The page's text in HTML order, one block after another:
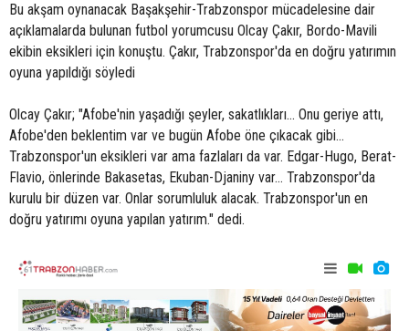
Bu akşam oynanacak Başakşehir-Trabzonspor mücadelesine dair
açıklamalarda bulunan futbol yorumcusu Olcay Çakır, Bordo-Mavili
ekibin eksikleri için konuştu. Çakır, Trabzonspor'da en doğru yatırımın
oyuna yapıldığı söyledi
Olcay Çakır; "Afobe'nin yaşadığı şeyler, sakatlıkları... Onu geriye attı,
Afobe'den beklentim var ve bugün Afobe öne çıkacak gibi...
Trabzonspor'un eksikleri var ama fazlaları da var. Edgar-Hugo, Berat-
Flavio, önlerinde Bakasetas, Ekuban-Djaniny var... Trabzonspor'da
kurulu bir düzen var. Onlar sorumluluk alacak. Trabzonspor'un en
doğru yatırımı oyuna yapılan yatırım." dedi.